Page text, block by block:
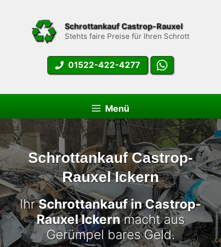
springen
Schrottankauf Castrop-Rauxel
Stehts faire Preise für Ihren Schrott
01522-422-4277
Menü
Schrottankauf Castrop-
Rauxel Ickern
IhrSchrottankauf in Castrop-
Rauxel Ickernmacht aus
Gerümpel bares Geld.